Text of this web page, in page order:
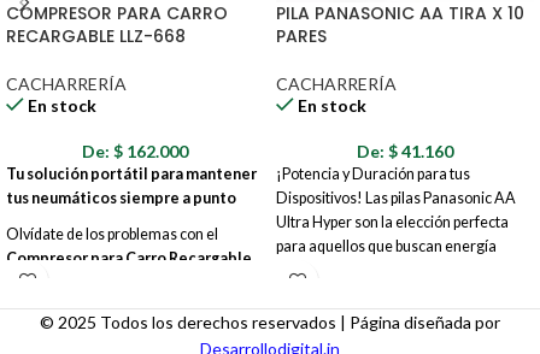
COMPRESOR PARA CARRO
RECARGABLE LLZ-668
CACHARRERÍA
En stock
De: $ 162.000
Tu solución portátil para mantener
tus neumáticos siempre a punto
Olvídate de los problemas con el
Compresor para Carro Recargable
LLZ-668
compresor es tu aliado perfecto en la
carretera, en casa o donde lo
PILA PANASONIC AA TIRA X 10
PARES
CACHARRERÍA
En stock
De: $41.160
¡Potencia y Duración para tus
Dispositivos! Las pilas Panasonic AA
Ultra Hyper son la elección perfecta
para aquellos que buscan energía
confiable y duradera para sus
contiene 20 unidades (10 pares) de
pilas AA, listas para alimentar una
© 2025 Todos los derechos reservados | Página diseñada por
Desarrollodigital.in